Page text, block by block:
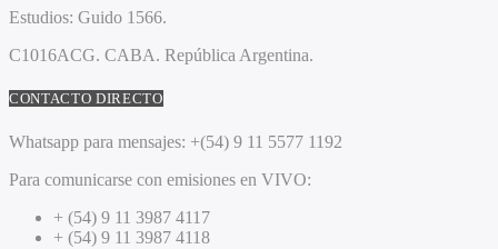
Estudios: Guido 1566.
C1016ACG. CABA. República Argentina.
CONTACTO DIRECTO
Whatsapp para mensajes: +(54) 9 11 5577 1192
Para comunicarse con emisiones en VIVO:
+ (54) 9 11 3987 4117
+ (54) 9 11 3987 4118